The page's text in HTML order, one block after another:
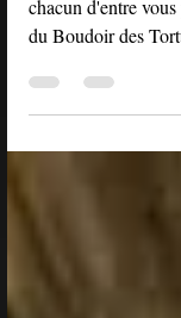
Dans le sombre et
chacun d'entre
du Boudoir des